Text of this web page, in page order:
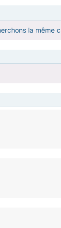
la même